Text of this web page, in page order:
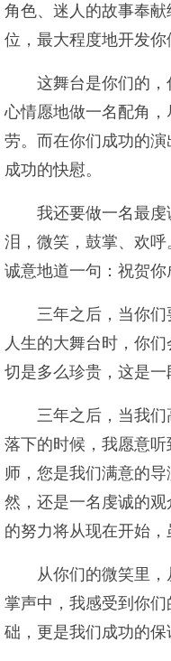
角色、迷人的故事奉
位，最大程度地开发你
这舞台是你们的
心情愿地做一名配角
劳。而在你们成功的
成功的快慰。
我还要做一名最
泪，微笑，鼓掌、欢
诚意地道一句：祝贺你
三年之后，当你
人生的大舞台时，你
切是多么珍贵，这是一
三年之后，当我
落下的时候，我愿意
师，您是我们满意的
然，还是一名虔诚的
的努力将从现在开始，
从你们的微笑里
掌声中，我感受到你
础，更是我们成功的保